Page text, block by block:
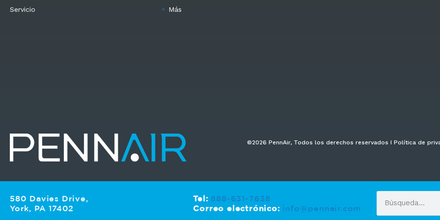
Servicio
Más
©2026 PennAir, Todos los derechos reservados I Política de
580 Davies Drive,
York, PA 17402
Tel: 888-631-7638
Correo electrónico: info@pennair.com